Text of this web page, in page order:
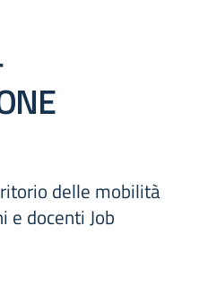
delle mobilità
e docenti Job